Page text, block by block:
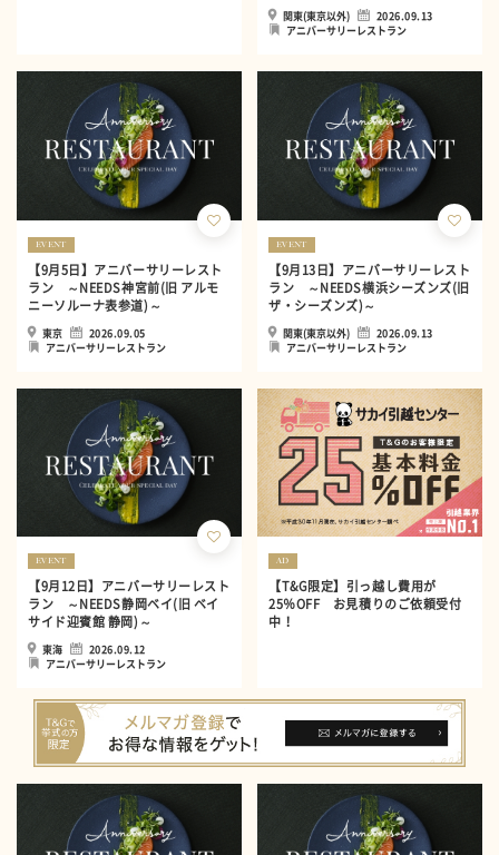
関東(東京以外)
2026.09.13
アニバーサリーレストラン
EVENT
【9月5日】アニバーサリーレスト
ラン ～NEEDS神宮前(旧 アルモ
ニーソルーナ表参道)～
東京
2026.09.05
アニバーサリーレストラン
EVENT
【9月13日】アニバーサリーレスト
ラン ～NEEDS横浜シーズンズ(旧
ザ・シーズンズ)～
関東(東京以外)
2026.09.13
アニバーサリーレストラン
EVENT
【9月12日】アニバーサリーレスト
ラン ～NEEDS静岡ベイ(旧 ベイ
サイド迎賓館 静岡)～
東海
2026.09.12
アニバーサリーレストラン
AD
【T&G限定】引っ越し費用が
25％OFF お見積りのご依頼受付
中！